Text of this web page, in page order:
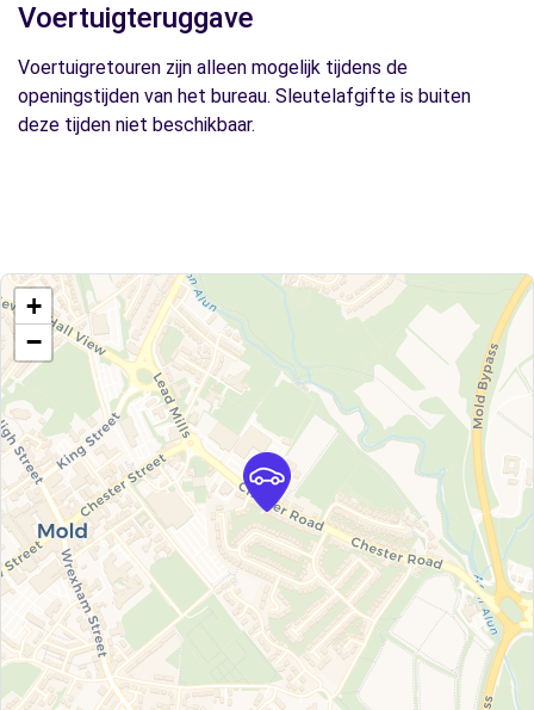
Voertuigteruggave
Voertuigretouren zijn alleen mogelijk tijdens de
openingstijden van het bureau. Sleutelafgifte is buiten
deze tijden niet beschikbaar.
+
−